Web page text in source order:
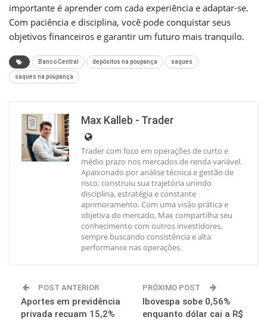
importante é aprender com cada experiência e adaptar-se.
Com paciência e disciplina, você pode conquistar seus
objetivos financeiros e garantir um futuro mais tranquilo.
Banco Central depósitos na poupança saques
saques na poupança
Max Kalleb - Trader
Trader com foco em operações de curto e
médio prazo nos mercados de renda variável.
Apaixonado por análise técnica e gestão de
risco, construiu sua trajetória unindo
disciplina, estratégia e constante
aprimoramento. Com uma visão prática e
objetiva do mercado, Max compartilha seu
conhecimento com outros investidores,
sempre buscando consistência e alta
performance nas operações.
POST ANTERIOR
Aportes em previdência
privada recuam 15,2%
PRÓXIMO POST
Ibovespa sobe 0,56%
enquanto dólar cai a R$